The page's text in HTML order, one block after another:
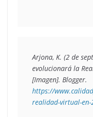
Arjona, K. (2 de
evolucionará la
https://
realidad-virtual-